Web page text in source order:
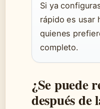
Si ya
rápido es usar
quienes
completo.
¿Se puede
después de